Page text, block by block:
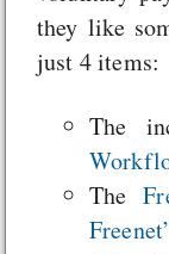
they like
just 4 items:
The
The